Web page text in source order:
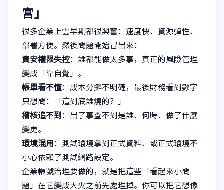
宮」
很多企業上雲早期都很興奮：速度快、資源彈性、
部署方便。然後問題開始冒出來：
資安權限失控：誰都能做太多事，真正的風險管理
變成「靠自覺」。
帳單看不懂：成本分攤不明確，最後財務看到數字
只想問：「這到底誰燒的？」
稽核追不到 ：出了事查不到是誰、何時、做了什麼
變更。
環境混用 ：測試環境拿到正式資料、或正式環境不
小心依賴了測試網路設定。
企業帳號治理要做的，就是把這些「看起來小問
題」在它變成大火之前先處理掉。你可以把它想像